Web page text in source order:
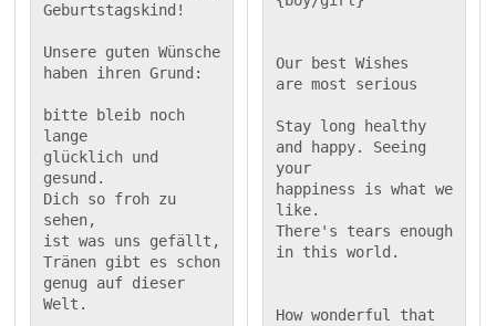
Geburtstagskind!
Unsere guten Wünsche
haben ihren Grund:
bitte bleib noch
lange
glücklich und
gesund.
Dich so froh zu
sehen,
ist was uns gefällt,
Tränen gibt es schon
genug auf dieser
Welt.
Our best Wishes
are most serious
Stay long healthy
and happy. Seeing
your
happiness is what we
like.
There's tears enough
How wonderful that